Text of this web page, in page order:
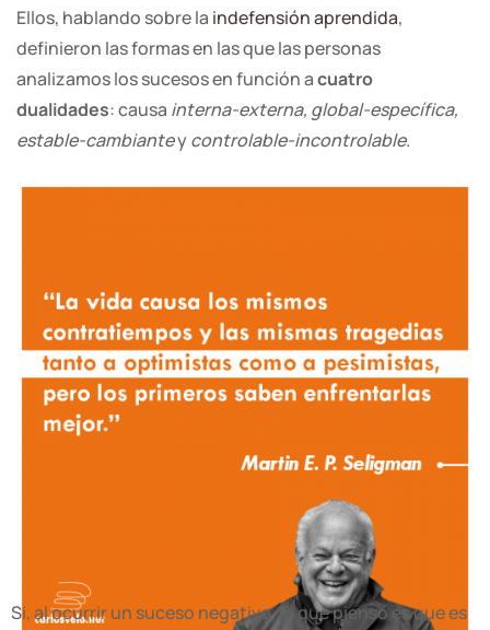
Ellos, hablando sobre la indefensión aprendida,
definieron las formas en las que las personas
analizamos los sucesos en función acuatro
dualidades: causa interna-externa, global-específica,
estable-cambianteycontrolable-incontrolable.
Si, al ocurrir un suceso negativo, lo que pienso es que es